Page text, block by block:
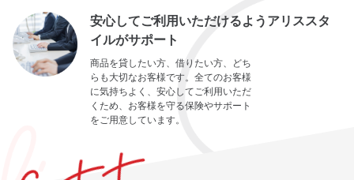
安心してご利用いただけるようアリススタ
イルがサポート
商品を貸したい方、借りたい方、どち
らも大切なお客様です。全てのお客様
に気持ちよく、安心してご利用いただ
くため、お客様を守る保険やサポート
をご用意しています。